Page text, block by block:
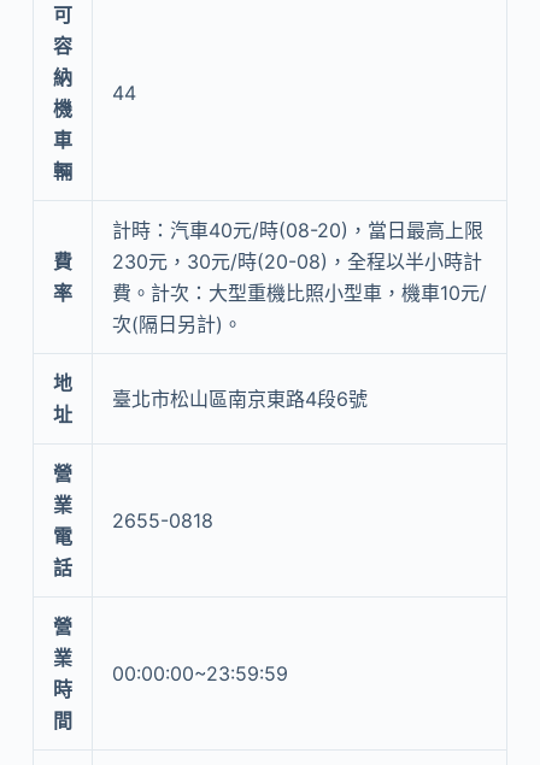
可
容
納
機
車
輛
44
費
率
計時：汽車40元/時(08-20)，當日最高上限
230元，30元/時(20-08)，全程以半小時計
費。計次：大型重機比照小型車，機車10元/
次(隔日另計)。
地
址
臺北市松山區南京東路4段6號
營
業
電
話
2655-0818
營
業
時
間
00:00:00~23:59:59